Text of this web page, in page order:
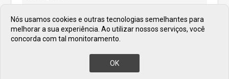
Feriados e Pontos Facultativos
Atas de Posse dos Prefeitos
Nós usamos cookies e outras tecnologias semelhantes para
melhorar a sua experiência. Ao utilizar nossos serviços, você
concorda com tal monitoramento.
OK